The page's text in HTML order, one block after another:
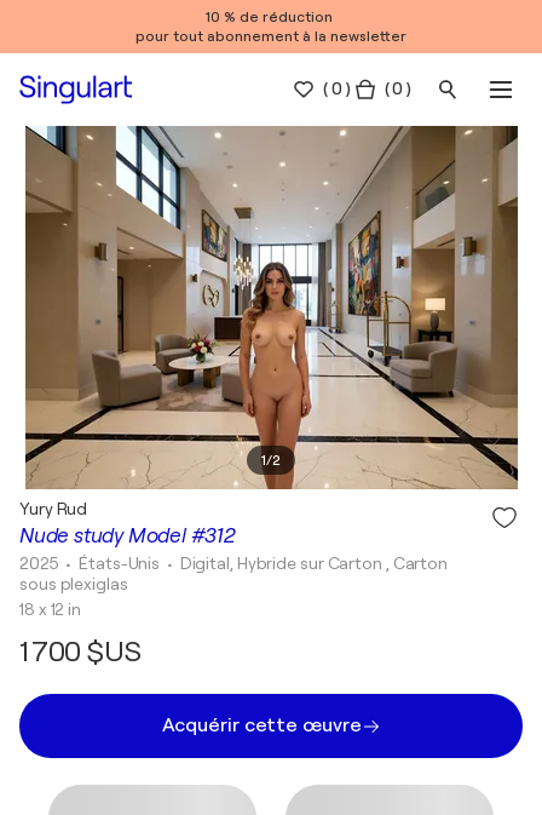
10 % de réduction
pour tout abonnement à la newsletter
(0 ) ( 0 )
1/2
Nude study Model #312
Yury Rud
2025 • États-Unis • Digital, Hybride sur Carton , Carton
sous plexiglas
18 x 12 in
1 700 $US
Acquérir cette œuvre